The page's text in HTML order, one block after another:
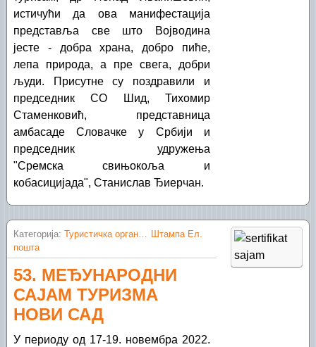
Јамена
Ердевик
Кукујевци
Љуба
Моловин
Моровић
Сот
Привина Глава
Шид
Винарске ноћи
Вишњићеви дани
Михољски сусрети села
Срем Клоб - Коб фест
истичући да ова манифестација
представља све што Војводина
јесте - добра храна, добро пиће,
лепа природа, а пре свега, добри
људи. Присутне су поздравили и
председник СО Шид, Тихомир
Стаменковић, представница
амбасаде Словачке у Србији и
председник удружења
"Сремскасвињокоља и
кобасицијада", Станислав Ђиерчан.
Категорија: Туристичка организација Шид Штампа Ел.
пошта
53. МЕЂУНАРОДНИ
САЈАМ ТУРИЗМА
НОВИ САД
У периоду од 17-19. новембра 2022.